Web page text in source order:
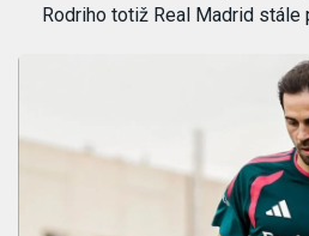
Rodriho totiž Real Madrid stále